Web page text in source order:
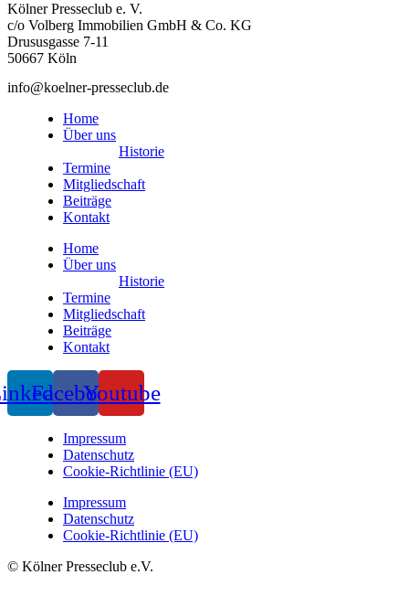
Kölner Presseclub e. V.
c/o Volberg Immobilien GmbH & Co. KG
Drususgasse 7-11
50667 Köln
info@koelner-presseclub.de
Home
Über uns
Historie
Termine
Mitgliedschaft
Beiträge
Kontakt
Home
Über uns
Historie
Termine
Mitgliedschaft
Beiträge
Kontakt
FacebookYoutube
Impressum
Datenschutz
Cookie-Richtlinie (EU)
Impressum
Datenschutz
Cookie-Richtlinie (EU)
© Kölner Presseclub e.V.